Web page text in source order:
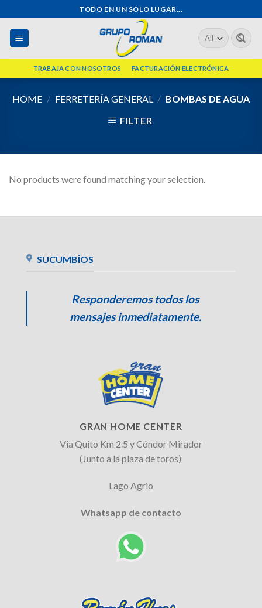
to
content
TODO EN UN SOLO LUGAR...
Search
for:
TRABAJA CON NOSOTROS FACTURACIÓN ELECTRÓNICA
HOME / FERRETERÍA GENERAL / BOMBAS DE AGUA
FILTER
No products were found matching your selection.
SUCUMBÍOS
Responderemos todos los
mensajes inmediatamente.
GRAN HOME CENTER
Via Quito Km 2.5 y Cóndor Mirador
(Junto a la plaza de toros)
Lago Agrio
Whatsapp de contacto